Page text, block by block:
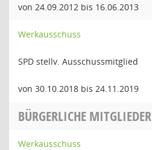
von 24.09.2012 bis 16.06.2013
Werkausschuss
SPD stellv. Ausschussmitglied
von 30.10.2018 bis 24.11.2019
BÜRGERLICHE MITGLIEDER
Werkausschuss